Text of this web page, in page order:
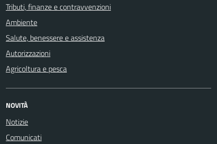
Tributi, finanze e contravvenzioni
Ambiente
Salute, benessere e assistenza
Autorizzazioni
Agricoltura e pesca
NOVITÀ
Notizie
Comunicati